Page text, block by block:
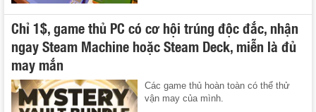
Chỉ 1$, game thủ PC có cơ hội trúng độc đắc, nhận
ngay Steam Machine hoặc Steam Deck, miễn là đủ
may mắn
Các game thủ hoàn toàn có thể thử
vận may của mình.